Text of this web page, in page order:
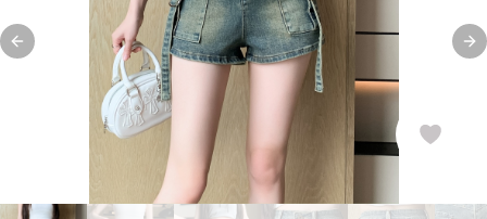
Previous slide